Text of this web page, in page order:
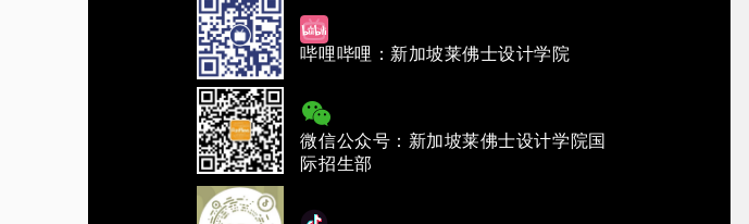
哔哩哔哩：新加坡莱佛士设计学院
微信公众号：新加坡莱佛士设计学院国
际招生部